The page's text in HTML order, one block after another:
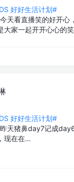
好好生活计划#
天看直播笑的好开心
大家一起开开心心的笑
好好生活计划#
天猪鼻day7记成
现在在…